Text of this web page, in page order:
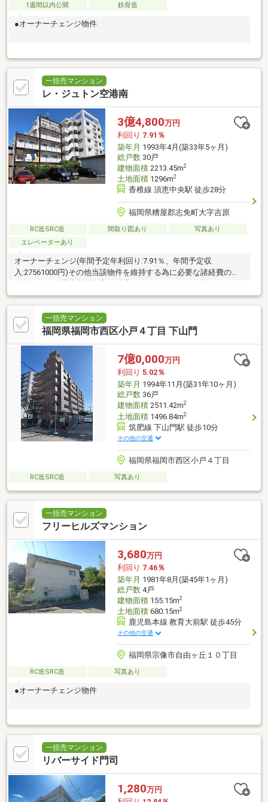
1週間以内公開 鉄骨造
●オーナーチェンジ物件
一括売マンション
レ・ジュトン空港南
3億4,800万円
利回り 7.91％
築年月 1993年4月(築33年5ヶ月)
総戸数30戸
建物面積2213.45m2
土地面積1296m2
香椎線 須恵中央駅 徒歩28分
福岡県糟屋郡志免町大字吉原
RC造SRC造 間取り図あり
写真あり
エレベーターあり
オーナーチェンジ(年間予定年利回り:7.91％、年間予定収
入:27561000円)その他当該物件を維持する為に必要な諸経費の控
ではありません
一括売マンション
福岡県福岡市西区小戸４丁目 下山門
7億0,000万円
利回り 5.02％
築年月 1994年11月(築31年10ヶ月)
総戸数36戸
建物面積2511.42m2
土地面積1496.84m2
筑肥線 下山門駅 徒歩10分
その他の交通
福岡県福岡市西区小戸４丁目
RC造SRC造 写真あり
一括売マンション
フリーヒルズマンション
3,680万円
利回り 7.46％
築年月 1981年8月(築45年1ヶ月)
総戸数4戸
建物面積155.15m2
土地面積680.15m2
鹿児島本線 教育大前駅 徒歩45分
その他の交通
福岡県宗像市自由ヶ丘１０丁目
RC造SRC造 写真あり
●オーナーチェンジ物件
一括売マンション
リバーサイド門司
1,280万円